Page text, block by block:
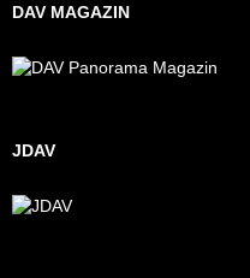
DAV MAGAZIN
JDAV